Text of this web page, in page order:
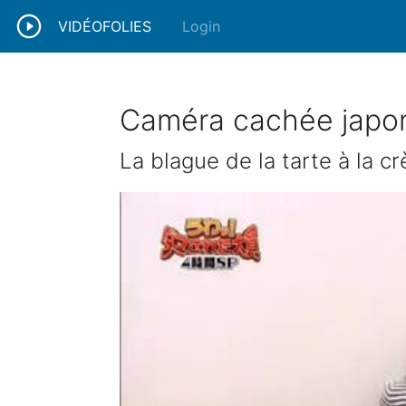
VIDÉOFOLIES Login
Caméra cachée
La blague de la tarte à la